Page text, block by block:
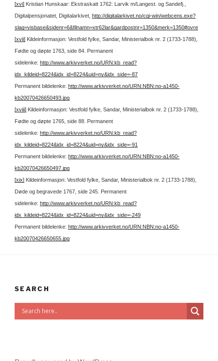
[xvi] Kristian Hunskaar: Ekstraskatt 1762: Larvik m/Langest. og Sandefj.,
Digitalpensjonatet, Digitalarkivet, http://digitalarkivet.no/cgi-win/webcens.exe?
slag=visbase&sidenr=6&filnamn=xtr62lar&gardpostnr=1350&merk=1350#ovre
[xvii] Kildeinformasjon: Vestfold fylke, Sandar, Ministerialbok nr. 2 (1733-1788),
Fødte og døpte 1763, side 84. Permanent
sidelenke: http://www.arkivverket.no/URN:kb_read?
idx_kildeid=8224&idx_id=8224&uid=ny&idx_side=-87
Permanent bildelenke: http://www.arkivverket.no/URN:NBN:no-a1450-
kb20070426650493.jpg
[xviii] Kildeinformasjon: Vestfold fylke, Sandar, Ministerialbok nr. 2 (1733-1788),
Fødte og døpte 1765, side 88. Permanent
sidelenke: http://www.arkivverket.no/URN:kb_read?
idx_kildeid=8224&idx_id=8224&uid=ny&idx_side=-91
Permanent bildelenke: http://www.arkivverket.no/URN:NBN:no-a1450-
kb20070426650497.jpg
[xix] Kildeinformasjon: Vestfold fylke, Sandar, Ministerialbok nr. 2 (1733-1788),
Døde og begravede 1767, side 245. Permanent
sidelenke: http://www.arkivverket.no/URN:kb_read?
idx_kildeid=8224&idx_id=8224&uid=ny&idx_side=-249
Permanent bildelenke: http://www.arkivverket.no/URN:NBN:no-a1450-
kb20070426650655.jpg
SEARCH